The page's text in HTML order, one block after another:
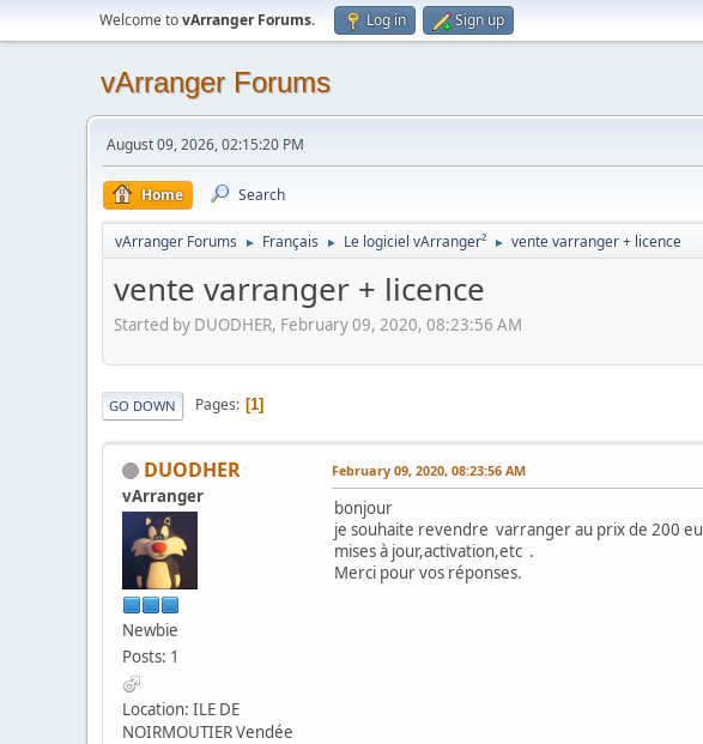
Welcome tovArranger Forums. Log in Sign up
vArranger Forums
August 09, 2026, 02:15:20 PM
Home Search
vArranger Forums ► Français ► Le logiciel vArranger² ► vente varranger + licence
vente varranger + licence
Started by DUODHER, February 09, 2020, 08:23:56 AM
GO DOWN Pages 1
DUODHER
vArranger
Newbie
Posts: 1
Location: ILE DE
NOIRMOUTIER Vendée
February 09, 2020, 08:23:56 AM
bonjour
je souhaite revendre varranger au prix de 200
mises à jour,activation,etc .
Merci pour vos réponses.